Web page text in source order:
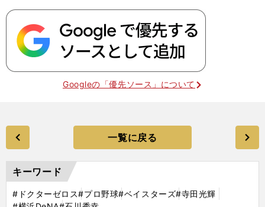
Googleの「優先ソース」について
一覧に戻る
キーワード
#ドクターゼロス#プロ野球#ベイスターズ#寺田光輝